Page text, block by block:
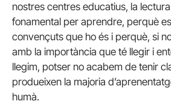
nostres centres educatius, la
fonamental per aprendre, perquè
convençuts que ho és i perquè, si
amb la importància que té llegir i
llegim, potser no acabem de tenir
produeixen la majoria
humà.